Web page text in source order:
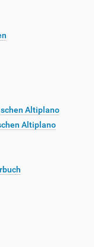
Altiplano
Altiplano